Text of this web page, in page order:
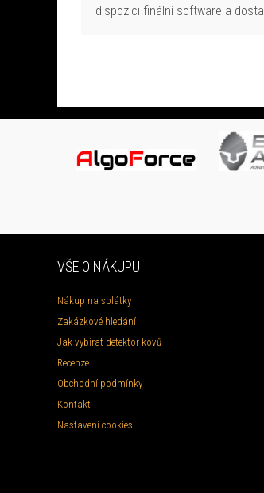
dispozici finální software a
VŠE O NÁKUPU
Nákup na splátky
Zakázkové hledání
Jak vybírat detektor kovů
Recenze
Obchodní podmínky
Kontakt
Nastavení cookies